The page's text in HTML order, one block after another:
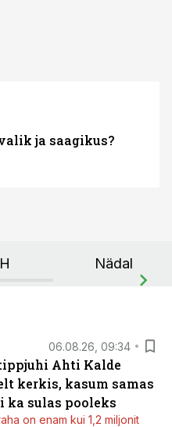
ja saagikus?
Nädal
06.08.26, 09:34
Ahti Kalde
kerkis, kasum samas
sulas pooleks
on enam kui 1,2 miljonit